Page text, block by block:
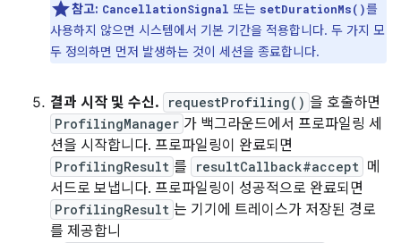
참고: CancellationSignal 또는 setDurationMs()를
사용하지 않으면 시스템에서 기본 기간을 적용합니다. 두 가지 모
두 정의하면 먼저 발생하는 것이 세션을 종료합니다.
결과 시작 및 수신. requestProfiling() 을 호출하면
ProfilingManager 가 백그라운드에서 프로파일링 세
션을 시작합니다. 프로파일링이 완료되면
ProfilingResult 를 resultCallback#accept 메
서드로 보냅니다. 프로파일링이 성공적으로 완료되면
ProfilingResult 는 기기에 트레이스가 저장된 경로
를 제공합니